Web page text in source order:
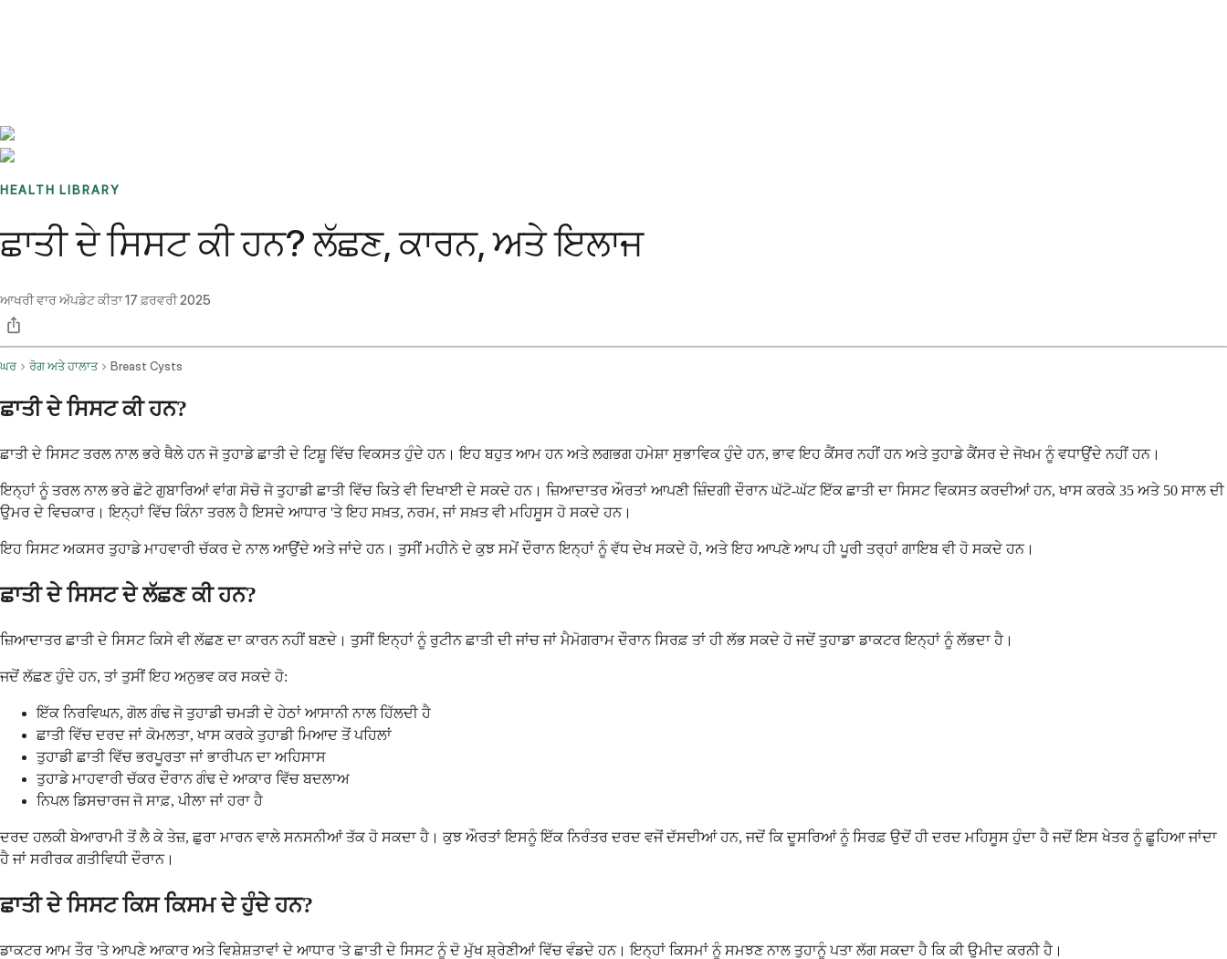
HEALTH LIBRARY
ਛਾਤੀ ਦੇ ਸਿਸਟ ਕੀ ਹਨ? ਲੱਛਣ, ਕਾਰਨ, ਅਤੇ ਇਲਾਜ
ਆਖਰੀ ਵਾਰ ਅੱਪਡੇਟ ਕੀਤਾ17 ਫ਼ਰਵਰੀ 2025
ਘਰ ਰੋਗ ਅਤੇ ਹਾਲਾਤ Breast Cysts
ਛਾਤੀ ਦੇ ਸਿਸਟ ਕੀ ਹਨ?
ਛਾਤੀ ਦੇ ਸਿਸਟ ਤਰਲ ਨਾਲ ਭਰੇ ਥੈਲੇ ਹਨ ਜੋ ਤੁਹਾਡੇ ਛਾਤੀ ਦੇ ਟਿਸ਼ੂ ਵਿੱਚ ਵਿਕਸਤ ਹੁੰਦੇ ਹਨ। ਇਹ ਬਹੁਤ ਆਮ ਹਨ ਅਤੇ ਲਗਭਗ ਹਮੇਸ਼ਾ ਸੁਭਾਵਿਕ ਹੁੰਦੇ ਹਨ, ਭਾਵ ਇਹ ਕੈਂਸਰ ਨਹੀਂ ਹਨ ਅਤੇ ਤੁਹਾਡੇ ਕੈਂਸਰ ਦੇ ਜੋਖਮ ਨੂੰ ਵਧਾਉਂਦੇ ਨਹੀਂ ਹਨ।
ਇਨ੍ਹਾਂ ਨੂੰ ਤਰਲ ਨਾਲ ਭਰੇ ਛੋਟੇ ਗੁਬਾਰਿਆਂ ਵਾਂਗ ਸੋਚੋ ਜੋ ਤੁਹਾਡੀ ਛਾਤੀ ਵਿੱਚ ਕਿਤੇ ਵੀ ਦਿਖਾਈ ਦੇ ਸਕਦੇ ਹਨ। ਜ਼ਿਆਦਾਤਰ ਔਰਤਾਂ ਆਪਣੀ ਜ਼ਿੰਦਗੀ ਦੌਰਾਨ ਘੱਟੋ-ਘੱਟ ਇੱਕ ਛਾਤੀ ਦਾ ਸਿਸਟ ਵਿਕਸਤ ਕਰਦੀਆਂ ਹਨ, ਖਾਸ ਕਰਕੇ 35 ਅਤੇ 50 ਸਾਲ ਦੀ
ਉਮਰ ਦੇ ਵਿਚਕਾਰ। ਇਨ੍ਹਾਂ ਵਿੱਚ ਕਿੰਨਾ ਤਰਲ ਹੈ ਇਸਦੇ ਆਧਾਰ 'ਤੇ ਇਹ ਸਖ਼ਤ, ਨਰਮ, ਜਾਂ ਸਖ਼ਤ ਵੀ ਮਹਿਸੂਸ ਹੋ ਸਕਦੇ ਹਨ।
ਇਹ ਸਿਸਟ ਅਕਸਰ ਤੁਹਾਡੇ ਮਾਹਵਾਰੀ ਚੱਕਰ ਦੇ ਨਾਲ ਆਉਂਦੇ ਅਤੇ ਜਾਂਦੇ ਹਨ। ਤੁਸੀਂ ਮਹੀਨੇ ਦੇ ਕੁਝ ਸਮੇਂ ਦੌਰਾਨ ਇਨ੍ਹਾਂ ਨੂੰ ਵੱਧ ਦੇਖ ਸਕਦੇ ਹੋ, ਅਤੇ ਇਹ ਆਪਣੇ ਆਪ ਹੀ ਪੂਰੀ ਤਰ੍ਹਾਂ ਗਾਇਬ ਵੀ ਹੋ ਸਕਦੇ ਹਨ।
ਛਾਤੀ ਦੇ ਸਿਸਟ ਦੇ ਲੱਛਣ ਕੀ ਹਨ?
ਜ਼ਿਆਦਾਤਰ ਛਾਤੀ ਦੇ ਸਿਸਟ ਕਿਸੇ ਵੀ ਲੱਛਣ ਦਾ ਕਾਰਨ ਨਹੀਂ ਬਣਦੇ। ਤੁਸੀਂ ਇਨ੍ਹਾਂ ਨੂੰ ਰੁਟੀਨ ਛਾਤੀ ਦੀ ਜਾਂਚ ਜਾਂ ਮੈਮੋਗਰਾਮ ਦੌਰਾਨ ਸਿਰਫ਼ ਤਾਂ ਹੀ ਲੱਭ ਸਕਦੇ ਹੋ ਜਦੋਂ ਤੁਹਾਡਾ ਡਾਕਟਰ ਇਨ੍ਹਾਂ ਨੂੰ ਲੱਭਦਾ ਹੈ।
ਜਦੋਂ ਲੱਛਣ ਹੁੰਦੇ ਹਨ, ਤਾਂ ਤੁਸੀਂ ਇਹ ਅਨੁਭਵ ਕਰ ਸਕਦੇ ਹੋ:
ਇੱਕ ਨਿਰਵਿਘਨ, ਗੋਲ ਗੰਢ ਜੋ ਤੁਹਾਡੀ ਚਮੜੀ ਦੇ ਹੇਠਾਂ ਆਸਾਨੀ ਨਾਲ ਹਿੱਲਦੀ ਹੈ
ਛਾਤੀ ਵਿੱਚ ਦਰਦ ਜਾਂ ਕੋਮਲਤਾ, ਖਾਸ ਕਰਕੇ ਤੁਹਾਡੀ ਮਿਆਦ ਤੋਂ ਪਹਿਲਾਂ
ਤੁਹਾਡੀ ਛਾਤੀ ਵਿੱਚ ਭਰਪੂਰਤਾ ਜਾਂ ਭਾਰੀਪਨ ਦਾ ਅਹਿਸਾਸ
ਤੁਹਾਡੇ ਮਾਹਵਾਰੀ ਚੱਕਰ ਦੌਰਾਨ ਗੰਢ ਦੇ ਆਕਾਰ ਵਿੱਚ ਬਦਲਾਅ
ਨਿਪਲ ਡਿਸਚਾਰਜ ਜੋ ਸਾਫ਼, ਪੀਲਾ ਜਾਂ ਹਰਾ ਹੈ
ਦਰਦ ਹਲਕੀ ਬੇਆਰਾਮੀ ਤੋਂ ਲੈ ਕੇ ਤੇਜ਼, ਛੁਰਾ ਮਾਰਨ ਵਾਲੇ ਸਨਸਨੀਆਂ ਤੱਕ ਹੋ ਸਕਦਾ ਹੈ। ਕੁਝ ਔਰਤਾਂ ਇਸਨੂੰ ਇੱਕ ਨਿਰੰਤਰ ਦਰਦ ਵਜੋਂ ਦੱਸਦੀਆਂ ਹਨ, ਜਦੋਂ ਕਿ ਦੂਸਰਿਆਂ ਨੂੰ ਸਿਰਫ਼ ਉਦੋਂ ਹੀ ਦਰਦ ਮਹਿਸੂਸ ਹੁੰਦਾ ਹੈ ਜਦੋਂ ਇਸ ਖੇਤਰ ਨੂੰ ਛੂਹਿਆ ਜਾਂਦਾ
ਹੈ ਜਾਂ ਸਰੀਰਕ ਗਤੀਵਿਧੀ ਦੌਰਾਨ।
ਛਾਤੀ ਦੇ ਸਿਸਟ ਕਿਸ ਕਿਸਮ ਦੇ ਹੁੰਦੇ ਹਨ?
ਡਾਕਟਰ ਆਮ ਤੌਰ 'ਤੇ ਆਪਣੇ ਆਕਾਰ ਅਤੇ ਵਿਸ਼ੇਸ਼ਤਾਵਾਂ ਦੇ ਆਧਾਰ 'ਤੇ ਛਾਤੀ ਦੇ ਸਿਸਟ ਨੂੰ ਦੋ ਮੁੱਖ ਸ਼੍ਰੇਣੀਆਂ ਵਿੱਚ ਵੰਡਦੇ ਹਨ। ਇਨ੍ਹਾਂ ਕਿਸਮਾਂ ਨੂੰ ਸਮਝਣ ਨਾਲ ਤੁਹਾਨੂੰ ਪਤਾ ਲੱਗ ਸਕਦਾ ਹੈ ਕਿ ਕੀ ਉਮੀਦ ਕਰਨੀ ਹੈ।